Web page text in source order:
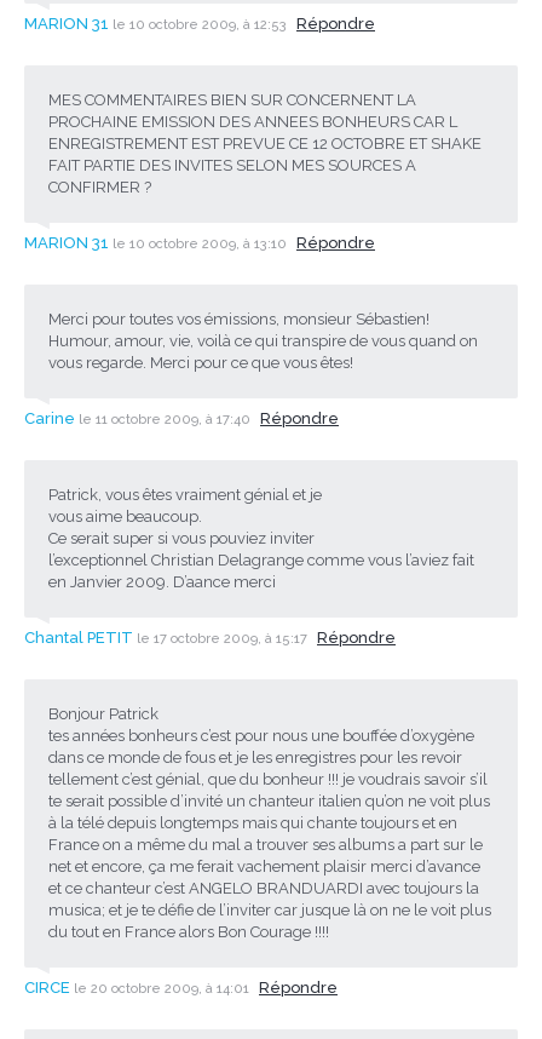
MARION 31 le 10 octobre 2009, à 12:53 Répondre
MES COMMENTAIRES BIEN SUR CONCERNENT LA
PROCHAINE EMISSION DES ANNEES BONHEURS CAR L
ENREGISTREMENT EST PREVUE CE 12 OCTOBRE ET SHAKE
FAIT PARTIE DES INVITES SELON MES SOURCES A
CONFIRMER ?
MARION 31 le 10 octobre 2009, à 13:10 Répondre
Merci pour toutes vos émissions, monsieur Sébastien!
Humour, amour, vie, voilà ce qui transpire de vous quand on
vous regarde. Merci pour ce que vous êtes!
Carine le 11 octobre 2009, à 17:40 Répondre
Patrick, vous êtes vraiment génial et je
vous aime beaucoup.
Ce serait super si vous pouviez inviter
l’exceptionnel Christian Delagrange comme vous l’aviez fait
en Janvier 2009. D’aance merci
Chantal PETIT le 17 octobre 2009, à 15:17 Répondre
Bonjour Patrick
tes années bonheurs c’est pour nous une bouffée d’oxygène
dans ce monde de fous et je les enregistres pour les revoir
tellement c’est génial, que du bonheur !!! je voudrais savoir s’il
te serait possible d’invité un chanteur italien qu’on ne voit plus
à la télé depuis longtemps mais qui chante toujours et en
France on a même du mal a trouver ses albums a part sur le
net et encore, ça me ferait vachement plaisir merci d’avance
et ce chanteur c’est ANGELO BRANDUARDI avec toujours la
musica; et je te défie de l’inviter car jusque là on ne le voit plus
du tout en France alors Bon Courage !!!!
CIRCE le 20 octobre 2009, à 14:01 Répondre